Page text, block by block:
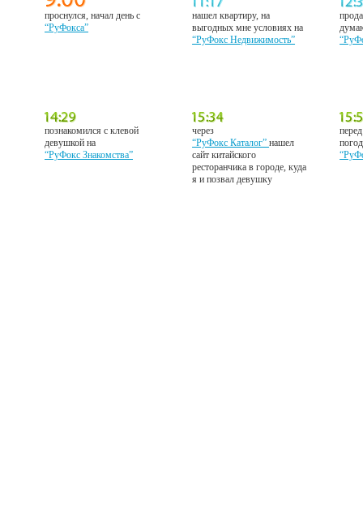
проснулся, начал день с
“РуФокса”
нашел квартиру, на
выгодных мне условиях на
“РуФокс Недвижимость”
познакомился с клевой
девушкой на
“РуФокс Знакомства”
через
“РуФокс Каталог”нашел
сайт китайского
ресторанчика в городе, куда
я и позвал девушку